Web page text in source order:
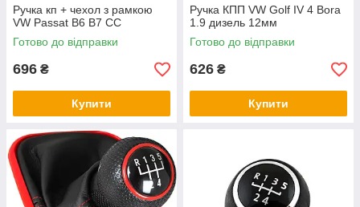
Ручка кп + чехол з рамкою
VW Passat B6 B7 CC
Готово до відправки
696 ₴
Купити
Ручка КПП VW Golf IV 4 Bora
1.9 дизель 12мм
Готово до відправки
626 ₴
Купити